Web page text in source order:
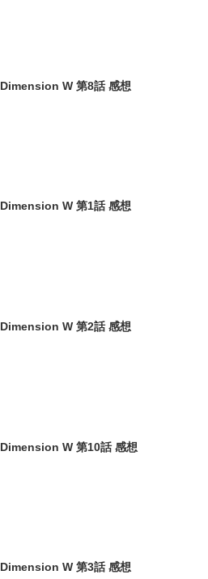
Dimension W 第8話 感想
Dimension W 第1話 感想
Dimension W 第2話 感想
Dimension W 第10話 感想
Dimension W 第3話 感想